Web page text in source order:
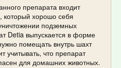
препарата входит
хорошо себя
подземных
Detia выпускается в форме
помещать внутрь шахт
учитывать, что препарат
для домашних животных.